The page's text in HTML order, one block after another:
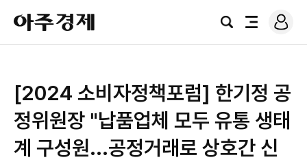
아
주
경
검
전
로
그
[2024 소비자정책포럼] 한기정 공
정위원장 "납품업체 모두 유통 생태
계 구성원...공정거래로 상호간 신